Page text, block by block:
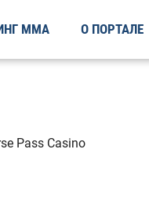
ММА О ПОРТАЛЕ
Pass Casino